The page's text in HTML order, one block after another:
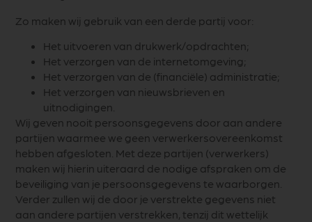
Zo maken wij gebruik van een derde partij voor:
Het uitvoeren van drukwerk/opdrachten;
Het verzorgen van de internetomgeving;
Het verzorgen van de (financiële) administratie;
Het verzorgen van nieuwsbrieven en
uitnodigingen.
Wij geven nooit persoonsgegevens door aan andere
partijen waarmee we geen verwerkersovereenkomst
hebben afgesloten. Met deze partijen (verwerkers)
maken wij hierin uiteraard de nodige afspraken om de
beveiliging van je persoonsgegevens te waarborgen.
Verder zullen wij de door je verstrekte gegevens niet
aan andere partijen verstrekken, tenzij dit wettelijk